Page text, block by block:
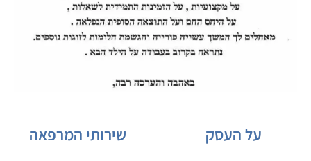
על העסק שירותי המרפאה